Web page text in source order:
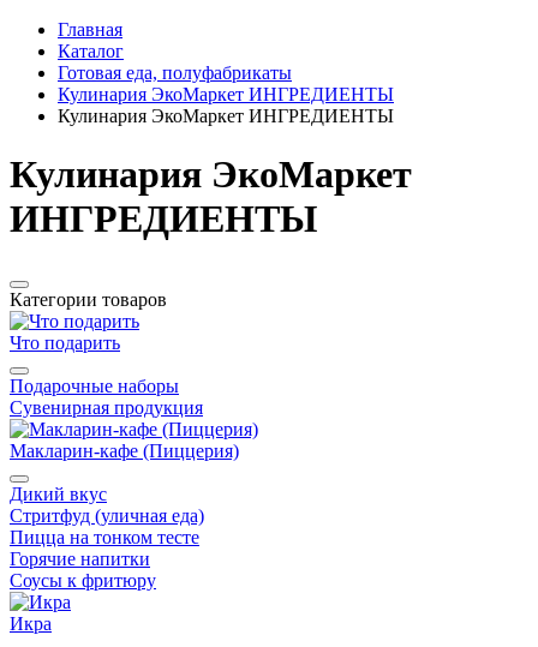
Главная
Каталог
Готовая еда, полуфабрикаты
Кулинария ЭкоМаркет ИНГРЕДИЕНТЫ
Кулинария ЭкоМаркет ИНГРЕДИЕНТЫ
Кулинария ЭкоМаркет
ИНГРЕДИЕНТЫ
Категории товаров
Что подарить
Подарочные наборы
Сувенирная продукция
Макларин-кафе (Пиццерия)
Дикий вкус
Стритфуд (уличная еда)
Пицца на тонком тесте
Горячие напитки
Соусы к фритюру
Икра